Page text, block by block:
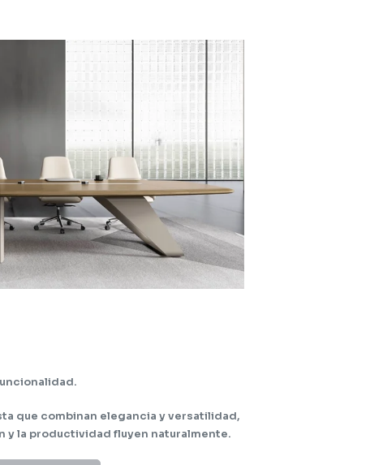
que combinan elegancia y versatilidad,
y la productividad fluyen naturalmente.